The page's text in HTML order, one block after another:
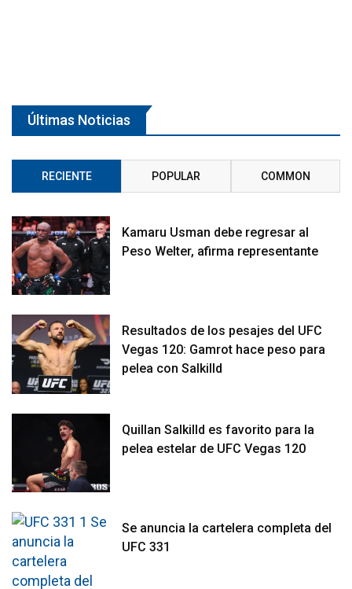
Últimas Noticias
RECIENTE POPULAR COMMON
Kamaru Usman debe regresar al
Peso Welter, afirma representante
Resultados de los pesajes del UFC
Vegas 120: Gamrot hace peso para
pelea con Salkilld
Quillan Salkilld es favorito para la
pelea estelar de UFC Vegas 120
Se anuncia la cartelera completa del
UFC 331